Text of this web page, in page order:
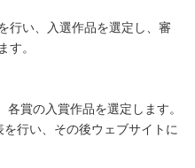
行い、入選作品を選定し、審
す。
賞の入賞作品を選定します。
行い、その後ウェブサイトに